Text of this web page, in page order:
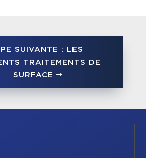
SUIVANTE : LES
TRAITEMENTS DE
SURFACE